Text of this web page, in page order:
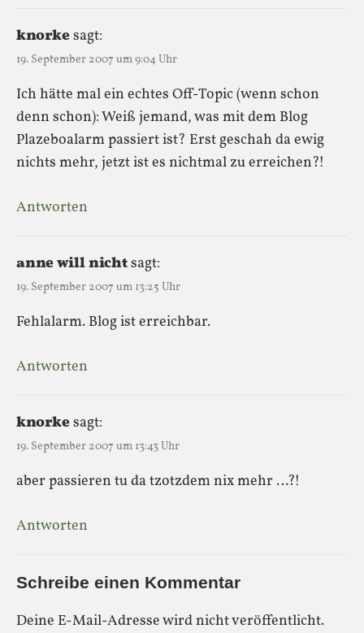
knorkesagt:
19. September 2007 um 9:04 Uhr
Ich hätte mal ein echtes Off-Topic (wenn schon
denn schon): Weiß jemand, was mit dem Blog
Plazeboalarm passiert ist? Erst geschah da ewig
nichts mehr, jetzt ist es nichtmal zu erreichen?!
Antworten
anne will nichtsagt:
19. September 2007 um 13:25 Uhr
Fehlalarm. Blog ist erreichbar.
Antworten
knorkesagt:
19. September 2007 um 13:43 Uhr
aber passieren tu da tzotzdem nix mehr …?!
Antworten
Schreibe einen Kommentar
Deine E-Mail-Adresse wird nicht veröffentlicht.